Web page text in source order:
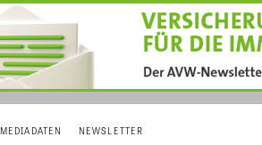
MEDIADATEN NEWSLETTER